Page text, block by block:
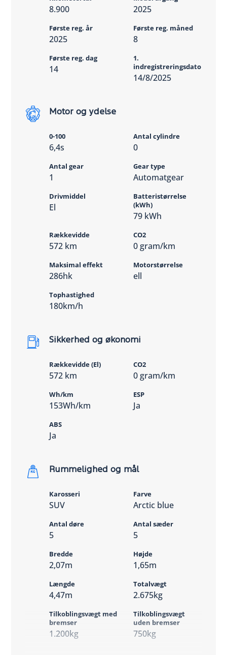
8.900 2025
Første reg. år
2025
Første reg. måned
8
Første reg. dag
14
1.
indregistreringsdato
14/8/2025
Motor og ydelse
0-100
6,4s
Antal cylindre
0
Antal gear
1
Gear type
Automatgear
Drivmiddel
El
Batteristørrelse
(kWh)
79 kWh
Rækkevidde
572 km
CO2
0 gram/km
Maksimal effekt
286hk
Motorstørrelse
ell
Tophastighed
180km/h
Sikkerhed og økonomi
Rækkevidde (El)
572 km
CO2
0 gram/km
Wh/km
153Wh/km
ESP
Ja
ABS
Ja
Rummelighed og mål
Karosseri
SUV
Farve
Arctic blue
Antal døre
5
Antal sæder
5
Bredde
2,07m
Højde
1,65m
Længde
4,47m
Totalvægt
2.675kg
Tilkoblingsvægt med
bremser
1.200kg
Tilkoblingsvægt
uden bremser
750kg